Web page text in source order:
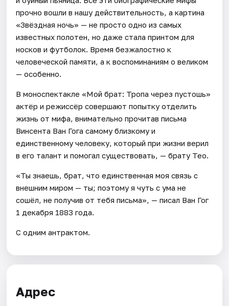
прочно вошли в нашу действительность, а картина
«Звёздная ночь» — не просто одно из самых
известных полотен, но даже стала принтом для
носков и футболок. Время безжалостно к
человеческой памяти, а к воспоминаниям о великом
— особенно.
В моноспектакле «Мой брат: Тропа через пустошь»
актёр и режиссёр совершают попытку отделить
жизнь от мифа, внимательно прочитав письма
Винсента Ван Гога самому близкому и
единственному человеку, который при жизни верил
в его талант и помогал существовать, — брату Тео.
«Ты знаешь, брат, что единственная моя связь с
внешним миром — ты; поэтому я чуть с ума не
сошёл, не получив от тебя письма», — писал Ван Гог
1 декабря 1883 года.
С одним антрактом.
Адрес